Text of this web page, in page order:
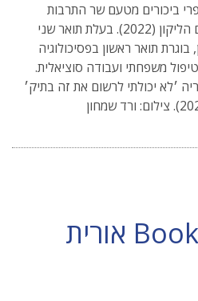
ביכורים מטעם שר התרבות
(2021) וכלת פרס דיצני מטעם הליקון (2022). בעלת תואר שני
תואר ראשון בפסיכולוגיה
משפחתי ועבודה סוציאלית.
׳לא יכולתי לרשום את זה בתיק׳
Books related to אורית